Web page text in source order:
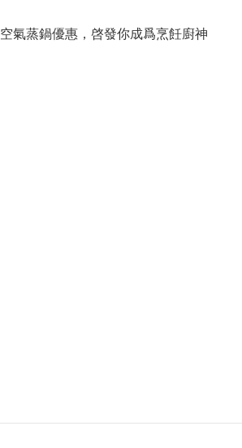
氣蒸鍋優惠，啓發你成爲烹飪廚神